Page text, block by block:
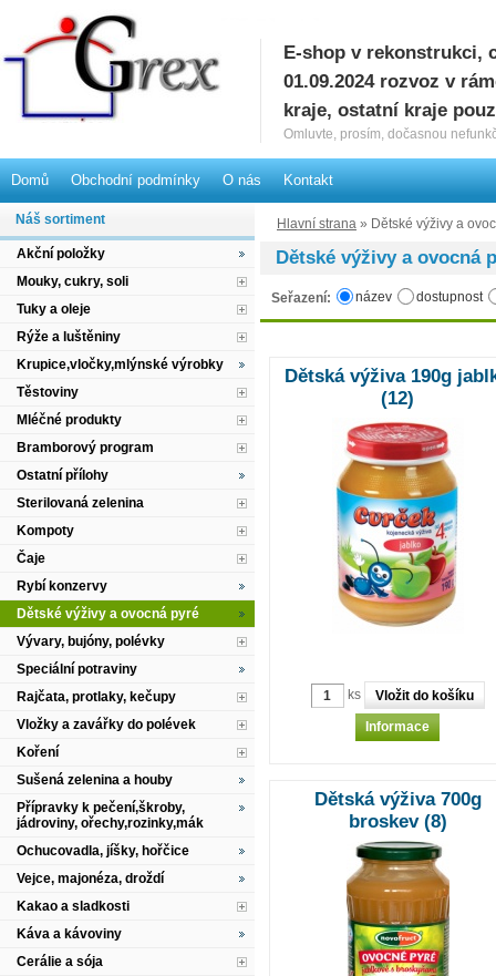
Hlavní strana » Dětské výživy a
Dětské výživy a ovocná
Seřazení: název dostupnost
Dětská výživa 190g
(12)
ks
Informace
Dětská výživa 700g
broskev (8)
Náš sortiment
Akční položky
Mouky, cukry, soli
Tuky a oleje
Rýže a luštěniny
Krupice,vločky,mlýnské výrobky
Těstoviny
Mléčné produkty
Bramborový program
Ostatní přílohy
Sterilovaná zelenina
Kompoty
Čaje
Rybí konzervy
Dětské výživy a ovocná pyré
Vývary, bujóny, polévky
Speciální potraviny
Rajčata, protlaky, kečupy
Vložky a zavářky do polévek
Koření
Sušená zelenina a houby
Přípravky k pečení,škroby,
jádroviny, ořechy,rozinky,mák
Ochucovadla, jíšky, hořčice
Vejce, majonéza, droždí
Kakao a sladkosti
Káva a kávoviny
Cerálie a sója
G
E-shop v rekonstrukci,
01.09.2024 rozvoz v
kraje, ostatní kraje
Omluvte, prosím, dočasnou
Domů Obchodní podmínky O nás Kontakt